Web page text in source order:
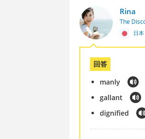
Rina
The
日本
回答
manly
gallant
dignified